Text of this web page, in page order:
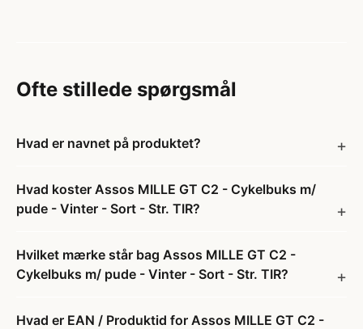
Ofte stillede spørgsmål
Hvad er navnet på produktet?
Hvad koster Assos MILLE GT C2 - Cykelbuks m/
pude - Vinter - Sort - Str. TIR?
Hvilket mærke står bag Assos MILLE GT C2 -
Cykelbuks m/ pude - Vinter - Sort - Str. TIR?
Hvad er EAN / Produktid for Assos MILLE GT C2 -